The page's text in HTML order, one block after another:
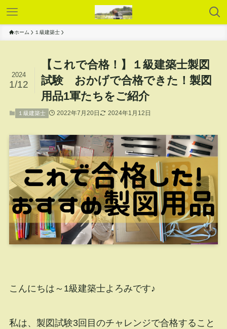
ホーム １級建築士
【これで合格！】１級建築士製図
試験 おかげで合格できた！製図
用品1軍たちをご紹介
2024
1/12
１級建築士 2022年7月20日 2024年1月12日
こんにちは～1級建築士よろみです♪
私は、製図試験3回目のチャレンジで合格すること